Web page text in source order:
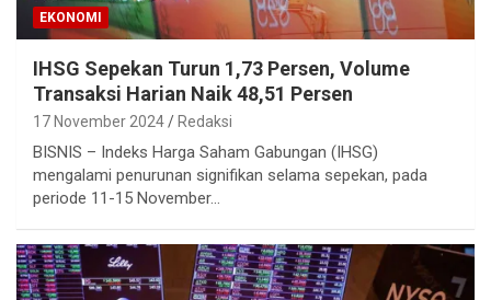
EKONOMI
IHSG Sepekan Turun 1,73 Persen, Volume
Transaksi Harian Naik 48,51 Persen
17 November 2024 Redaksi
BISNIS – Indeks Harga Saham Gabungan (IHSG)
mengalami penurunan signifikan selama sepekan, pada
periode 11-15 November…